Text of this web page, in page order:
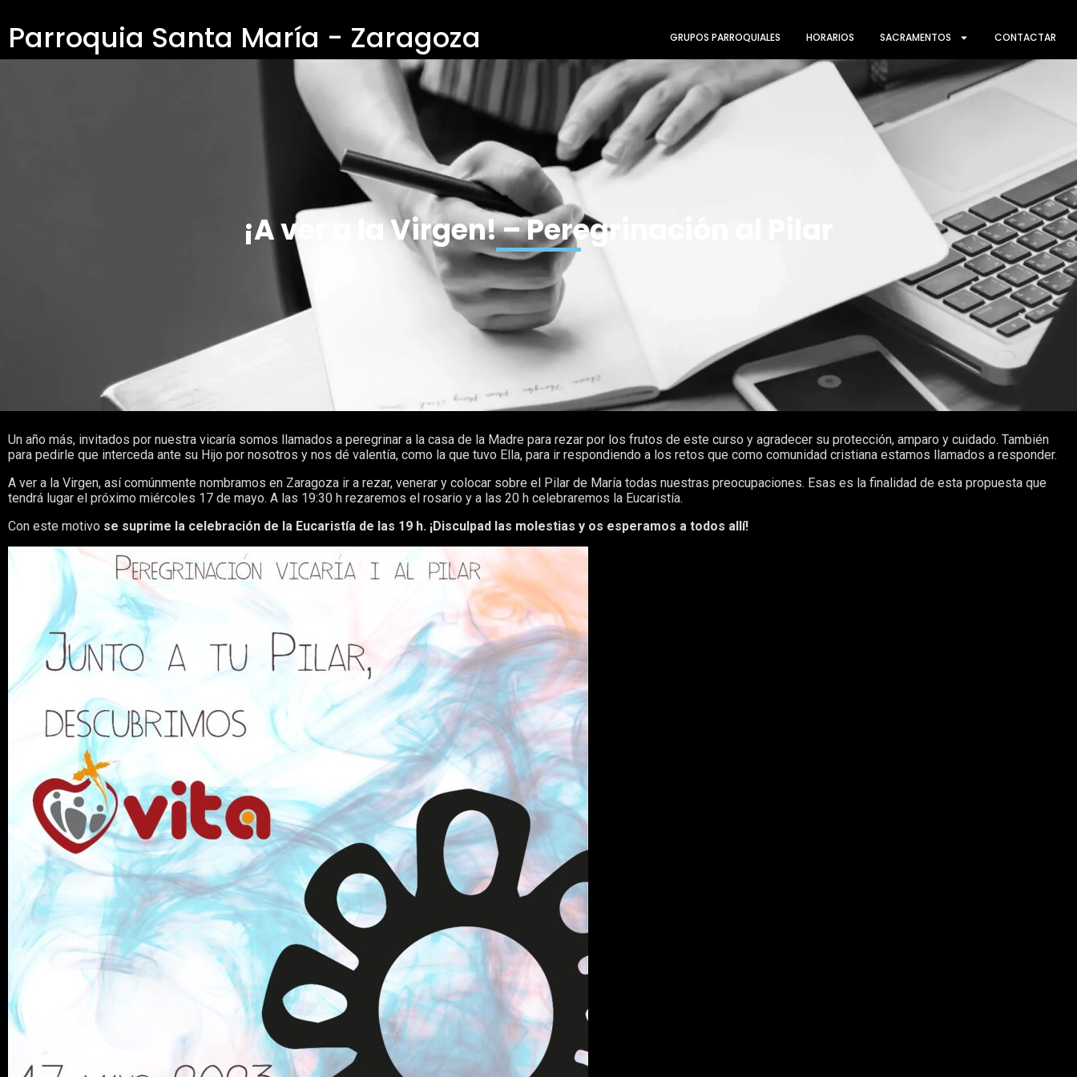
Parroquia Santa María - Zaragoza GRUPOS PARROQUIALES HORARIOS SACRAMENTOS CONTACTAR
¡A ver a la Virgen! – Peregrinación al Pilar
Un año más, invitados por nuestra vicaría somos llamados a peregrinar a la casa de la Madre para rezar por los frutos de este curso y agradecer su protección, amparo y cuidado. También
para pedirle que interceda ante su Hijo por nosotros y nos dé valentía, como la que tuvo Ella, para ir respondiendo a los retos que como comunidad cristiana estamos llamados a responder.
A ver a la Virgen, así comúnmente nombramos en Zaragoza ir a rezar, venerar y colocar sobre el Pilar de María todas nuestras preocupaciones. Esas es la finalidad de esta propuesta que
tendrá lugar el próximo miércoles 17 de mayo. A las 19:30 h rezaremos el rosario y a las 20 h celebraremos la Eucaristía.
Con este motivo se suprime la celebración de la Eucaristía de las 19 h. ¡Disculpad las molestias y os esperamos a todos allí!